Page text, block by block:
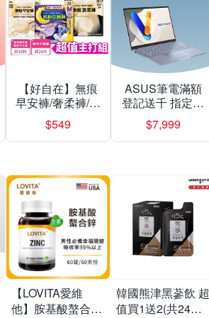
【好自在】無痕
早安褲/奢柔褲/熊
抱安睡褲 超值組
任選一組 -生理
褲/衛生棉褲(無痕
24片)
$549
ASUS筆電滿額
登記送千 指定再
送三麗鷗
$7,999
【LOVITA愛維
他】胺基酸螯合鋅
韓國熊津黑蔘飲 超
值買1送2(共24入